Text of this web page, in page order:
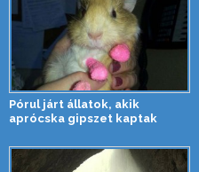
Pórul járt állatok, akik
aprócska gipszet kaptak